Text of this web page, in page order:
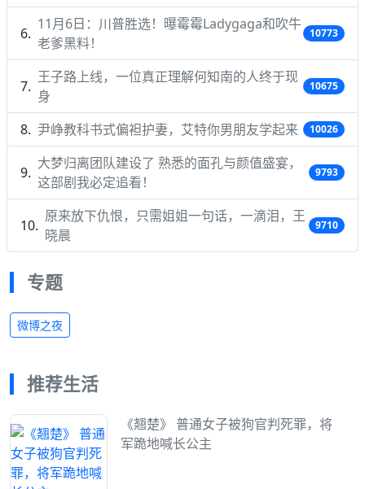
11月6日：川普胜选！曝霉霉Ladygaga和吹牛
老爹黑料！
10773
王子路上线，一位真正理解何知南的人终于现
身
10675
尹峥教科书式偏袒护妻，艾特你男朋友学起来 10026
大梦归离团队建设了 熟悉的面孔与颜值盛宴，
这部剧我必定追看！
9793
原来放下仇恨，只需姐姐一句话，一滴泪，王
晓晨
9710
专题
微博之夜
推荐生活
《翘楚》 普通女子被狗官判死罪，将
军跪地喊长公主